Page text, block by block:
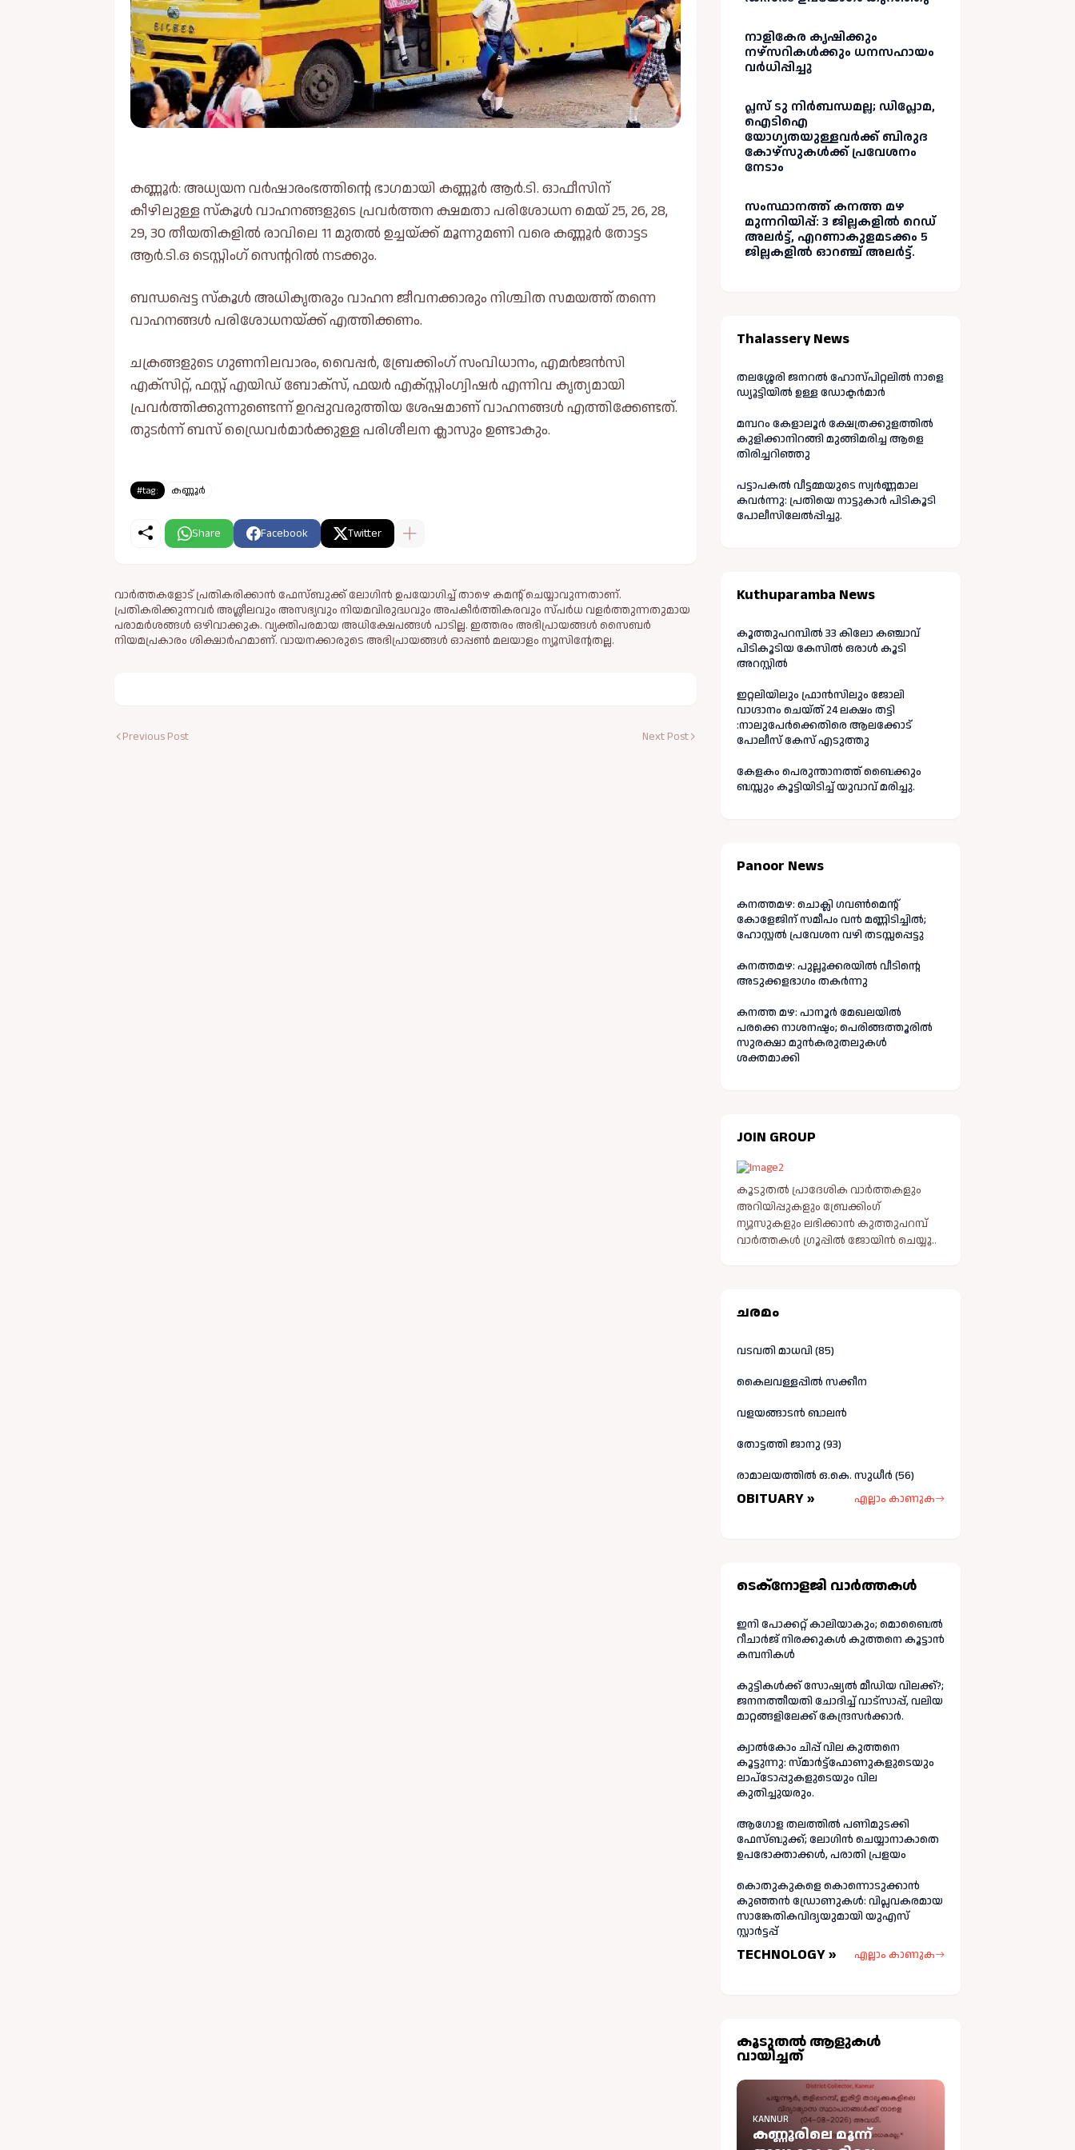
കണ്ണൂർ: അധ്യയന വർഷാരംഭത്തിന്റെ ഭാഗമായി കണ്ണൂർ ആർ.ടി. ഓഫീസിന്
കീഴിലുള്ള സ്‌കൂള്‍ വാഹനങ്ങളുടെ പ്രവർത്തന ക്ഷമതാ പരിശോധന മെയ് 25, 26, 28,
29, 30 തീയതികളില്‍ രാവിലെ 11 മുതല്‍ ഉച്ചയ്ക്ക് മൂന്നുമണി വരെ കണ്ണൂർ തോട്ടട
ആർ.ടി.ഒ ടെസ്റ്റിംഗ് സെന്ററില്‍ നടക്കും.
ബന്ധപ്പെട്ട സ്‌കൂള്‍ അധികൃതരും വാഹന ജീവനക്കാരും നിശ്ചിത സമയത്ത് തന്നെ
വാഹനങ്ങള്‍ പരിശോധനയ്ക്ക് എത്തിക്കണം.
ചക്രങ്ങളുടെ ഗുണനിലവാരം, വൈപ്പർ, ബ്രേക്കിംഗ് സംവിധാനം, എമർജൻസി
എക്‌സിറ്റ്, ഫസ്റ്റ് എയിഡ് ബോക്‌സ്, ഫയർ എക്സ്റ്റിംഗ്വിഷർ എന്നിവ കൃത്യമായി
പ്രവർത്തിക്കുന്നുണ്ടെന്ന് ഉറപ്പുവരുത്തിയ ശേഷമാണ് വാഹനങ്ങള്‍ എത്തിക്കേണ്ടത്.
തുടർന്ന് ബസ് ഡ്രൈവർമാർക്കുള്ള പരിശീലന ക്ലാസും ഉണ്ടാകും.
#tag: കണ്ണൂർ
Share Facebook Twitter
വാർത്തകളോട് പ്രതികരിക്കാൻ ഫേസ്ബുക്ക് ലോഗിൻ ഉപയോഗിച്ച് താഴെ കമന്റ് ചെയ്യാവുന്നതാണ്.
പ്രതികരിക്കുന്നവര്‍ അശ്ലീലവും അസഭ്യവും നിയമവിരുദ്ധവും അപകീര്‍ത്തികരവും സ്പര്‍ധ വളര്‍ത്തുന്നതുമായ
പരാമര്‍ശങ്ങള്‍ ഒഴിവാക്കുക. വ്യക്തിപരമായ അധിക്ഷേപങ്ങള്‍ പാടില്ല. ഇത്തരം അഭിപ്രായങ്ങള്‍ സൈബര്‍
നിയമപ്രകാരം ശിക്ഷാര്‍ഹമാണ്. വായനക്കാരുടെ അഭിപ്രായങ്ങള്‍ ഓപ്പൺ മലയാളം ന്യൂസിന്റേതല്ല.
Previous Post Next Post
നാളികേര കൃഷിക്കും
നഴ്സറികൾക്കും ധനസഹായം
വർധിപ്പിച്ചു
പ്ലസ് ടു നിർബന്ധമല്ല; ഡിപ്ലോമ,
ഐടിഐ
യോഗ്യതയുള്ളവർക്ക് ബിരുദ
കോഴ്‌സുകൾക്ക് പ്രവേശനം
നേടാം
സംസ്ഥാനത്ത് കനത്ത മഴ
മുന്നറിയിപ്പ്: 3 ജില്ലകളിൽ റെഡ്
അലർട്ട്, എറണാകുളമടക്കം 5
ജില്ലകളിൽ ഓറഞ്ച് അലർട്ട്.
Thalassery News
തലശ്ശേരി ജനറൽ ഹോസ്പിറ്റലിൽ നാളെ
ഡ്യൂട്ടിയിൽ ഉള്ള ഡോക്ടർമാർ
മമ്പറം കേളാലൂർ ക്ഷേത്രക്കുളത്തിൽ
കുളിക്കാനിറങ്ങി മുങ്ങിമരിച്ച ആളെ
തിരിച്ചറിഞ്ഞു
പട്ടാപകൽ വീട്ടമ്മയുടെ സ്വർണ്ണമാല
കവർന്നു: പ്രതിയെ നാട്ടുകാർ പിടികൂടി
പോലീസിലേൽപ്പിച്ചു.
Kuthuparamba News
കൂത്തുപറമ്പിൽ 33 കിലോ കഞ്ചാവ്
പിടികൂടിയ കേസിൽ ഒരാൾ കൂടി
അറസ്റ്റിൽ
ഇറ്റലിയിലും ഫ്രാൻസിലും ജോലി
വാഗ്ദാനം ചെയ്ത് 24 ലക്ഷം തട്ടി
:നാലുപേർക്കെതിരെ ആലക്കോട്
പോലീസ് കേസ് എടുത്തു
കേളകം പെരുന്താനത്ത് ബൈക്കും
ബസ്സും കൂട്ടിയിടിച്ച് യുവാവ് മരിച്ചു.
Panoor News
കനത്തമഴ: ചൊക്ലി ഗവൺമെന്റ്
കോളേജിന് സമീപം വൻ മണ്ണിടിച്ചിൽ;
ഹോസ്റ്റൽ പ്രവേശന വഴി തടസ്സപ്പെട്ടു
കനത്തമഴ: പുല്ലൂക്കരയിൽ വീടിന്റെ
അടുക്കളഭാഗം തകർന്നു
കനത്ത മഴ: പാനൂർ മേഖലയിൽ
പരക്കെ നാശനഷ്ടം; പെരിങ്ങത്തൂരിൽ
സുരക്ഷാ മുൻകരുതലുകൾ
ശക്തമാക്കി
JOIN GROUP
കൂടുതൽ പ്രാദേശിക വാർത്തകളും
അറിയിപ്പുകളും ബ്രേക്കിംഗ്
ന്യൂസുകളും ലഭിക്കാൻ കുത്തുപറമ്പ്
വാർത്തകൾ ഗ്രൂപ്പിൽ ജോയിൻ ചെയ്യൂ..
ചരമം
വടവതി മാധവി (85)
കൈലവള്ളപ്പിൽ സക്കീന
വളയങ്ങാടൻ ബാലൻ
തോട്ടത്തി ജാനു (93)
രാമാലയത്തിൽ ഒ.കെ. സുധീർ (56)
OBITUARY » എല്ലാം കാണുക
ടെക്നോളജി വാർത്തകള്‍
ഇനി പോക്കറ്റ് കാലിയാകും; മൊബൈൽ
റീചാർജ് നിരക്കുകൾ കുത്തനെ കൂട്ടാൻ
കമ്പനികൾ
കുട്ടികൾക്ക് സോഷ്യൽ മീഡിയ വിലക്ക്?;
ജനനത്തീയതി ചോദിച്ച് വാട്‌സാപ്പ്, വലിയ
മാറ്റങ്ങളിലേക്ക് കേന്ദ്രസർക്കാർ.
ക്വാൽകോം ചിപ്പ് വില കുത്തനെ
കൂട്ടുന്നു: സ്മാർട്ട്ഫോണുകളുടെയും
ലാപ്ടോപ്പുകളുടെയും വില
കുതിച്ചുയരും.
ആഗോള തലത്തിൽ പണിമുടക്കി
ഫേസ്ബുക്ക്; ലോഗിന്‍ ചെയ്യാനാകാതെ
ഉപഭോക്താക്കള്‍, പരാതി പ്രളയം
കൊതുകുകളെ കൊന്നൊടുക്കാൻ
കുഞ്ഞൻ ഡ്രോണുകൾ: വിപ്ലവകരമായ
സാങ്കേതികവിദ്യയുമായി യുഎസ്
സ്റ്റാർട്ടപ്പ്
TECHNOLOGY » എല്ലാം കാണുക
കൂടുതല്‍ ആളുകള്‍
വായിച്ചത്
KANNUR
കണ്ണൂരിലെ മൂന്ന്